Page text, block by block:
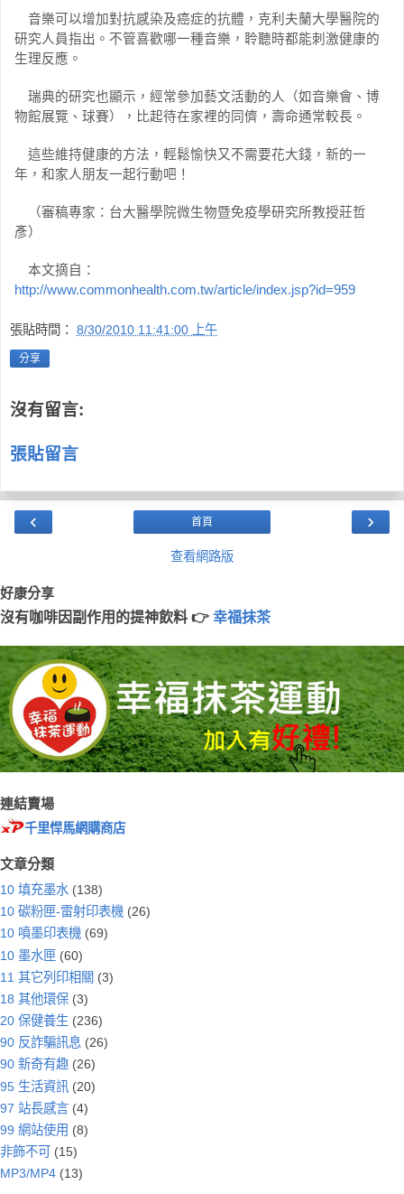
音樂可以增加對抗感染及癌症的抗體，克利夫蘭大學醫院的
研究人員指出。不管喜歡哪一種音樂，聆聽時都能刺激健康的
生理反應。
瑞典的研究也顯示，經常參加藝文活動的人（如音樂會、博
物館展覽、球賽），比起待在家裡的同儕，壽命通常較長。
這些維持健康的方法，輕鬆愉快又不需要花大錢，新的一
年，和家人朋友一起行動吧！
（審稿專家：台大醫學院微生物暨免疫學研究所教授莊哲
彥）
本文摘自：
http://www.commonhealth.com.tw/article/index.jsp?id=959
張貼時間： 8/30/2010 11:41:00 上午
分享
沒有留言:
張貼留言
‹ ›
首頁
查看網路版
好康分享
沒有咖啡因副作用的提神飲料 👉 幸福抹茶
連結賣場
千里悍馬網購商店
文章分類
10 填充墨水 (138)
10 碳粉匣-雷射印表機 (26)
10 噴墨印表機 (69)
10 墨水匣 (60)
11 其它列印相關 (3)
18 其他環保 (3)
20 保健養生 (236)
90 反詐騙訊息 (26)
90 新奇有趣 (26)
95 生活資訊 (20)
97 站長感言 (4)
99 網站使用 (8)
非飾不可
(15)
MP3/MP4 (13)